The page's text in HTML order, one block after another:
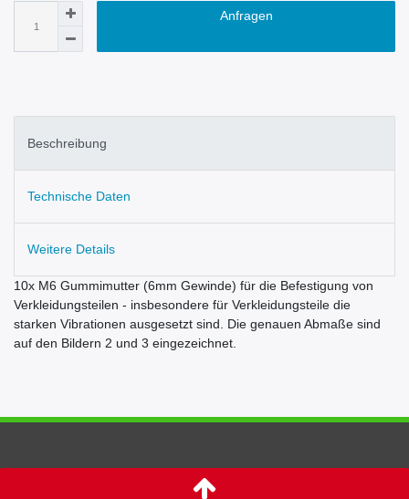
Anfragen
Beschreibung
Technische Daten
Weitere Details
10x M6 Gummimutter (6mm Gewinde) für die Befestigung von
Verkleidungsteilen - insbesondere für Verkleidungsteile die
starken Vibrationen ausgesetzt sind. Die genauen Abmaße sind
auf den Bildern 2 und 3 eingezeichnet.